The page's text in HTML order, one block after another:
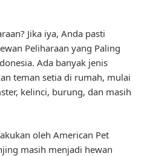
Jika iya, Anda pasti
Peliharaan yang Paling
Ada banyak jenis
teman setia di rumah, mulai
kelinci, burung, dan masih
oleh American Pet
masih menjadi hewan